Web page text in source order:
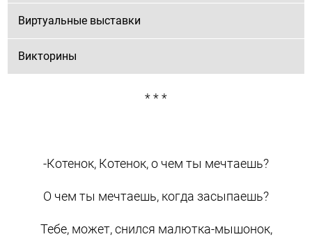
Виртуальные выставки
Викторины
* * *
-Котенок, Котенок, о чем ты мечтаешь?
О чем ты мечтаешь, когда засыпаешь?
Тебе, может, снился малютка-мышонок,